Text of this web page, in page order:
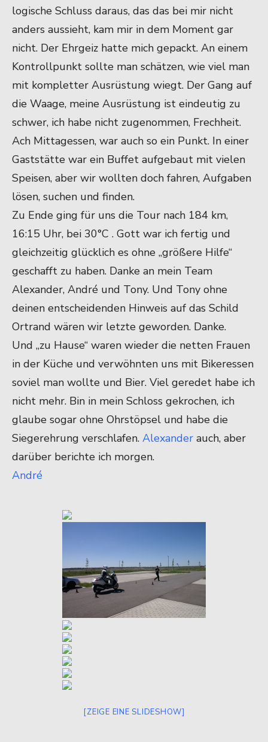
logische Schluss daraus, das das bei mir nicht
anders aussieht, kam mir in dem Moment gar
nicht. Der Ehrgeiz hatte mich gepackt. An einem
Kontrollpunkt sollte man schätzen, wie viel man
mit kompletter Ausrüstung wiegt. Der Gang auf
die Waage, meine Ausrüstung ist eindeutig zu
schwer, ich habe nicht zugenommen, Frechheit.
Ach Mittagessen, war auch so ein Punkt. In einer
Gaststätte war ein Buffet aufgebaut mit vielen
Speisen, aber wir wollten doch fahren, Aufgaben
lösen, suchen und finden.
Zu Ende ging für uns die Tour nach 184 km,
16:15 Uhr, bei 30°C . Gott war ich fertig und
gleichzeitig glücklich es ohne „größere Hilfe“
geschafft zu haben. Danke an mein Team
Alexander, André und Tony. Und Tony ohne
deinen entscheidenden Hinweis auf das Schild
Ortrand wären wir letzte geworden. Danke.
Und „zu Hause“ waren wieder die netten Frauen
in der Küche und verwöhnten uns mit Bikeressen
soviel man wollte und Bier. Viel geredet habe ich
nicht mehr. Bin in mein Schloss gekrochen, ich
glaube sogar ohne Ohrstöpsel und habe die
Siegerehrung verschlafen. Alexander auch, aber
darüber berichte ich morgen.
André
[ZEIGE EINE SLIDESHOW]